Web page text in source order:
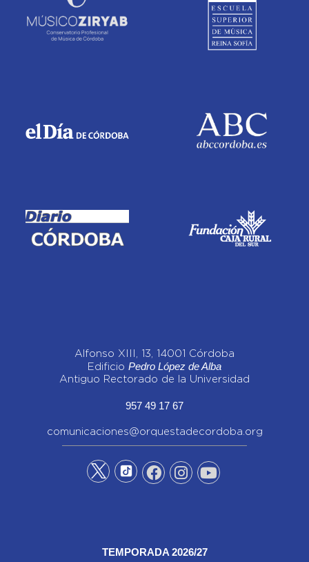
Alfonso XIII, 13, 14001 Córdoba
Edificio Pedro López de Alba
Antiguo Rectorado de la Universidad
957 49 17 67
comunicaciones@orquestadecordoba.org
TEMPORADA 2026/27